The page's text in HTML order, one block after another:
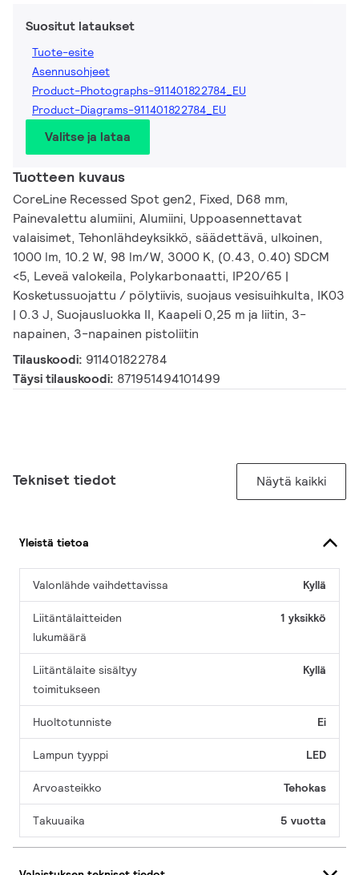
Suositut lataukset
Tuote-esite
Asennusohjeet
Product-Photographs-911401822784_EU
Product-Diagrams-911401822784_EU
Valitse ja lataa
Tuotteen kuvaus
CoreLine Recessed Spot gen2, Fixed, D68 mm,
Painevalettu alumiini, Alumiini, Uppoasennettavat
valaisimet, Tehonlähdeyksikkö, säädettävä, ulkoinen,
1000 lm, 10.2 W, 98 lm/W, 3000 K, (0.43, 0.40) SDCM
<5, Leveä valokeila, Polykarbonaatti, IP20/65 |
Kosketussuojattu / pölytiivis, suojaus vesisuihkulta, IK03
| 0.3 J, Suojausluokka II, Kaapeli 0,25 m ja liitin, 3-
napainen, 3-napainen pistoliitin
Tilauskoodi: 911401822784
Täysi tilauskoodi: 871951494101499
Tekniset tiedot Näytä kaikki
Yleistä tietoa
Valonlähde vaihdettavissa Kyllä
Liitäntälaitteiden
lukumäärä
1 yksikkö
Liitäntälaite sisältyy
toimitukseen
Kyllä
Huoltotunniste Ei
Lampun tyyppi LED
Arvoasteikko Tehokas
Takuuaika 5 vuotta